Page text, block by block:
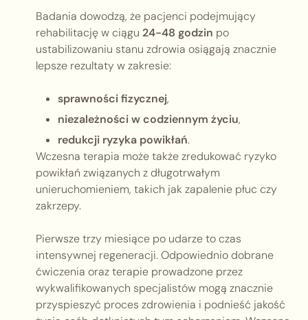
Badania dowodzą, że pacjenci podejmujący
rehabilitację w ciągu 24-48 godzin po
ustabilizowaniu stanu zdrowia osiągają znacznie
lepsze rezultaty w zakresie:
sprawności fizycznej,
niezależności w codziennym życiu,
redukcji ryzyka powikłań.
Wczesna terapia może także zredukować ryzyko
powikłań związanych z długotrwałym
unieruchomieniem, takich jak zapalenie płuc czy
zakrzepy.
Pierwsze trzy miesiące po udarze to czas
intensywnej regeneracji. Odpowiednio dobrane
ćwiczenia oraz terapie prowadzone przez
wykwalifikowanych specjalistów mogą znacznie
przyspieszyć proces zdrowienia i podnieść jakość